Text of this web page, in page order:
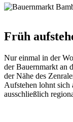
Früh
Nur einmal in der
der Bauernmarkt an
der Nähe des
Aufstehen lohnt sich
ausschließlich